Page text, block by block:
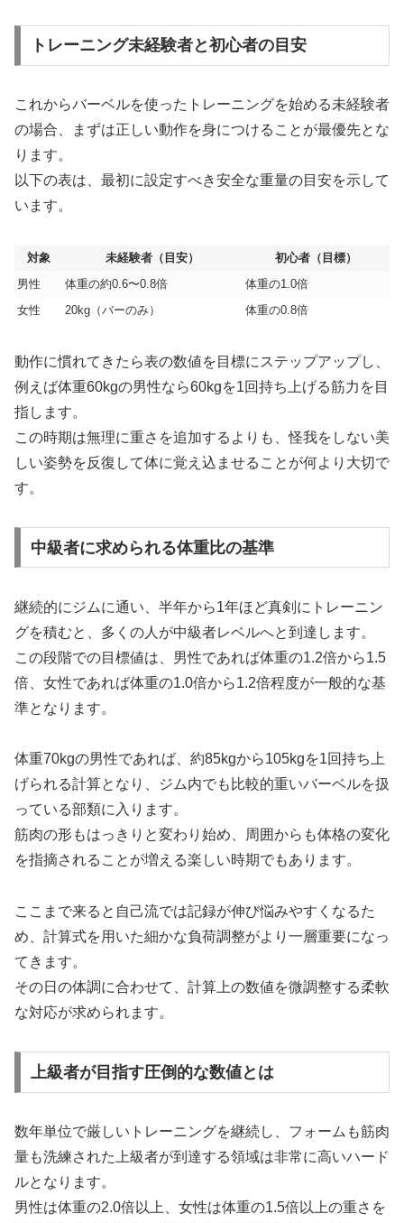
トレーニング未経験者と初心者の目安
これからバーベルを使ったトレーニングを始める未経験者
の場合、まずは正しい動作を身につけることが最優先とな
ります。
以下の表は、最初に設定すべき安全な重量の目安を示して
います。
対象 未経験者（目安）
初心者（目標）
男性
体重の約0.6〜0.8倍
体重の1.0倍
女性
20kg（バーのみ） 体重の0.8倍
動作に慣れてきたら表の数値を目標にステップアップし、
例えば体重60kgの男性なら60kgを1回持ち上げる筋力を目
指します。
この時期は無理に重さを追加するよりも、怪我をしない美
しい姿勢を反復して体に覚え込ませることが何より大切で
す。
中級者に求められる体重比の基準
継続的にジムに通い、半年から1年ほど真剣にトレーニン
グを積むと、多くの人が中級者レベルへと到達します。
この段階での目標値は、男性であれば体重の1.2倍から1.5
倍、女性であれば体重の1.0倍から1.2倍程度が一般的な基
準となります。
体重70kgの男性であれば、約85kgから105kgを1回持ち上
げられる計算となり、ジム内でも比較的重いバーベルを扱
っている部類に入ります。
筋肉の形もはっきりと変わり始め、周囲からも体格の変化
を指摘されることが増える楽しい時期でもあります。
ここまで来ると自己流では記録が伸び悩みやすくなるた
め、計算式を用いた細かな負荷調整がより一層重要になっ
てきます。
その日の体調に合わせて、計算上の数値を微調整する柔軟
な対応が求められます。
上級者が目指す圧倒的な数値とは
数年単位で厳しいトレーニングを継続し、フォームも筋肉
量も洗練された上級者が到達する領域は非常に高いハード
ルとなります。
男性は体重の2.0倍以上、女性は体重の1.5倍以上の重さを